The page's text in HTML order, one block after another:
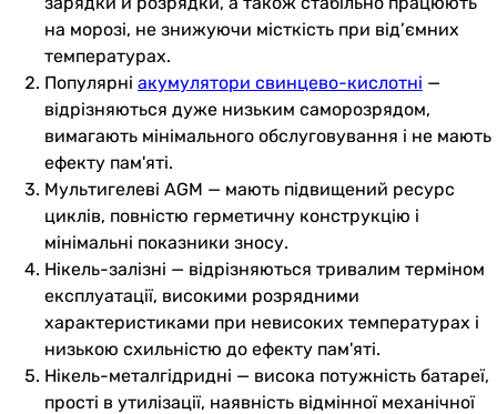
на морозі, не знижуючи місткість при від’ємних
температурах.
Популярні акумулятори свинцево-кислотні —
відрізняються дуже низьким саморозрядом,
вимагають мінімального обслуговування і не мають
ефекту пам'яті.
Мультигелеві AGM — мають підвищений ресурс
циклів, повністю герметичну конструкцію і
мінімальні показники зносу.
Нікель-залізні — відрізняються тривалим терміном
експлуатації, високими розрядними
характеристиками при невисоких температурах і
низькою схильністю до ефекту пам'яті.
Нікель-металгідридні — висока потужність батареї,
прості в утилізації, наявність відмінної механічної